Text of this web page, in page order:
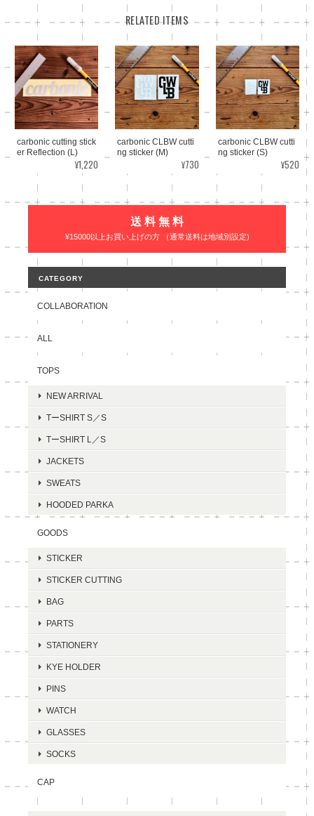
RELATED ITEMS
carbonic cutting stick
er Reflection (L)
¥1,220
carbonic CLBW cutti
ng sticker (M)
¥730
carbonic CLBW cutti
ng sticker (S)
¥520
送 料 無 料
¥15000以上お買い上げの方 （通常送料は地域別設定)
CATEGORY
COLLABORATION
ALL
TOPS
NEW ARRIVAL
TーSHIRT S／S
TーSHIRT L／S
JACKETS
SWEATS
HOODED PARKA
GOODS
STICKER
STICKER CUTTING
BAG
PARTS
STATIONERY
KYE HOLDER
PINS
WATCH
GLASSES
SOCKS
CAP